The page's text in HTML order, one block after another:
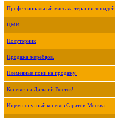
Профессиональный массаж, терапия лошадей
ЦМИ
Полуторник
Продажа жеребцов.
Племенные пони на продажу.
Коневоз на Дальний Восток!
Ищем попутный коневоз Саратов-Москва